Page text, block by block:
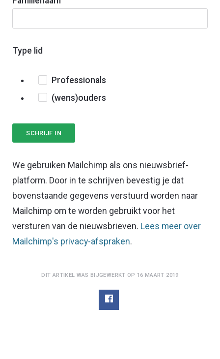
Type lid
Professionals
(wens)ouders
We gebruiken Mailchimp als ons nieuwsbrief-
platform. Door in te schrijven bevestig je dat
bovenstaande gegevens verstuurd worden naar
Mailchimp om te worden gebruikt voor het
versturen van de nieuwsbrieven. Lees meer over
Mailchimp's privacy-afspraken.
DIT ARTIKEL WAS BIJGEWERKT OP 16 MAART 2019